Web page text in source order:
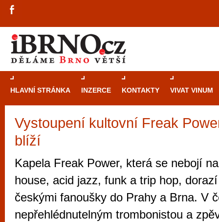
HLAVNÍ STRÁNKA INZERCE KONTAKTY VIVAT VINUM
Vystoupení kultovní Freak
blíží
Kapela Freak Power, která se nebojí
house, acid jazz, funk a trip hop,
českými fanoušky do Prahy a Brna. V
nepřehlédnutelným trombonistou a
Průvodce
Brno je
zajímavé
restaurace,
Mimo jiné je ale také místem, kde si